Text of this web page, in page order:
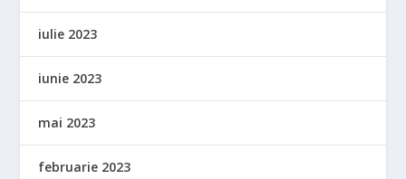
iulie 2023
iunie 2023
mai 2023
februarie 2023